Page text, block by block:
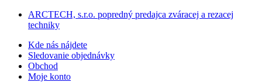
Skip
Skip
ARCTECH, s.r.o. popredný predajca zváracej a rezacej
techniky
Kde nás nájdete
Sledovanie objednávky
Obchod
Moje konto